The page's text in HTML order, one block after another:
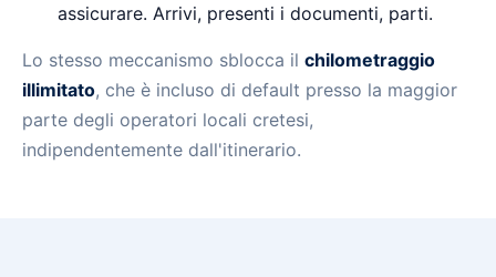
assicurare. Arrivi, presenti i documenti, parti.
Lo stesso meccanismo sblocca il chilometraggio
illimitato, che è incluso di default presso la maggior
parte degli operatori locali cretesi,
indipendentemente dall'itinerario.